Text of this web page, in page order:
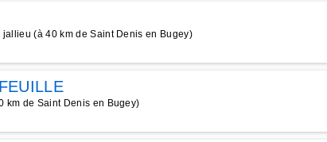
(à 40 km de Saint Denis en Bugey)
km de Saint Denis en Bugey)